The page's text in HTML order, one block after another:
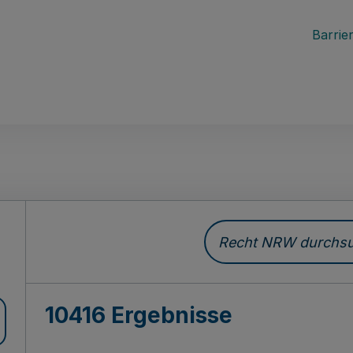
Recht NRW
10416 Ergebnisse